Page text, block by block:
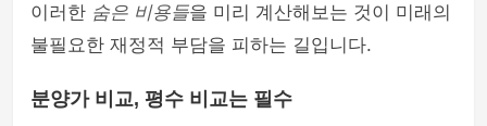
이러한 숨은 비용들을 미리 계산해보는 것이 미래의
불필요한 재정적 부담을 피하는 길입니다.
분양가 비교, 평수 비교는 필수